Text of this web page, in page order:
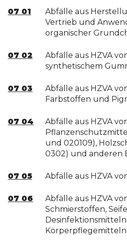
07 01
Abfälle aus
Vertrieb und
organischer
07 02
Abfälle aus HZVA
synthetischem
07 03
Abfälle aus HZVA
Farbstoffen und
07 04
Abfälle aus HZVA
und 020109),
0302) und anderen
07 05 Abfälle aus HZVA
07 06
Abfälle aus HZVA
Schmierstoffen,
Körperpflegemitteln